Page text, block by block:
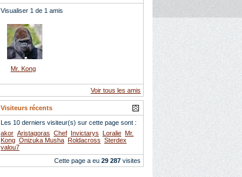
Visualiser 1 de 1 amis
Mr. Kong
Voir tous les amis
Visiteurs récents
Les 10 derniers visiteur(s) sur cette page sont :
akor Aristagoras Chef Invictarys Loralie Mr.
Kong Onizuka Musha Roldacross Sterdex
valou7
Cette page a eu 29 287 visites